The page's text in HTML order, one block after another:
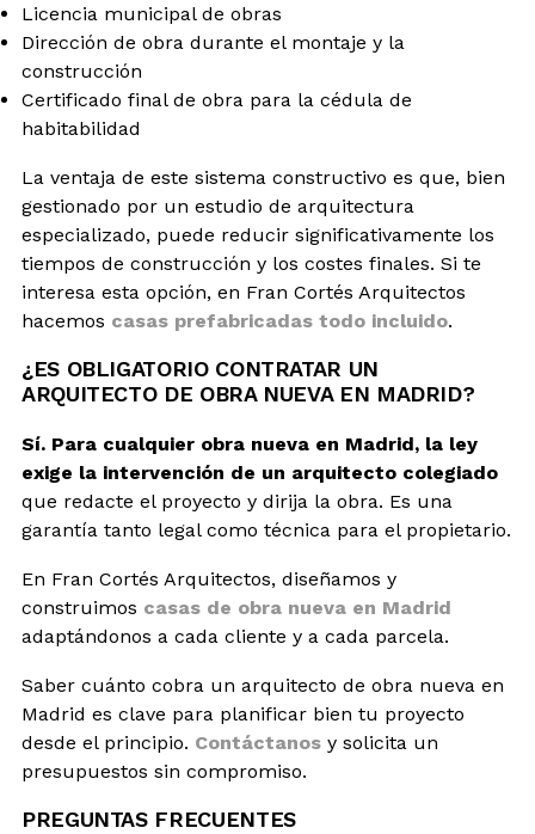
Licencia municipal de obras
Dirección de obra durante el montaje y la
construcción
Certificado final de obra para la cédula de
habitabilidad
La ventaja de este sistema constructivo es que, bien
gestionado por un estudio de arquitectura
especializado, puede reducir significativamente los
tiempos de construcción y los costes finales. Si te
interesa esta opción, en Fran Cortés Arquitectos
hacemos casas prefabricadas todo incluido.
¿ES OBLIGATORIO CONTRATAR UN
ARQUITECTO DE OBRA NUEVA EN MADRID?
Sí. Para cualquier obra nueva en Madrid, la ley
exige la intervención de un arquitecto colegiado
que redacte el proyecto y dirija la obra. Es una
garantía tanto legal como técnica para el propietario.
En Fran Cortés Arquitectos, diseñamos y
construimos casas de obra nueva en Madrid
adaptándonos a cada cliente y a cada parcela.
Saber cuánto cobra un arquitecto de obra nueva en
Madrid es clave para planificar bien tu proyecto
desde el principio. Contáctanos y solicita un
presupuestos sin compromiso.
PREGUNTAS FRECUENTES